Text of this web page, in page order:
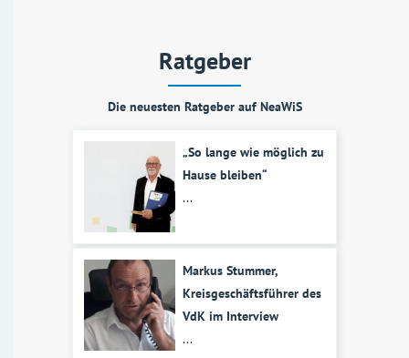
Ratgeber
Die neuesten Ratgeber auf NeaWiS
„So lange wie möglich zu
Hause bleiben“
...
Markus Stummer,
Kreisgeschäftsführer des
VdK im Interview
...